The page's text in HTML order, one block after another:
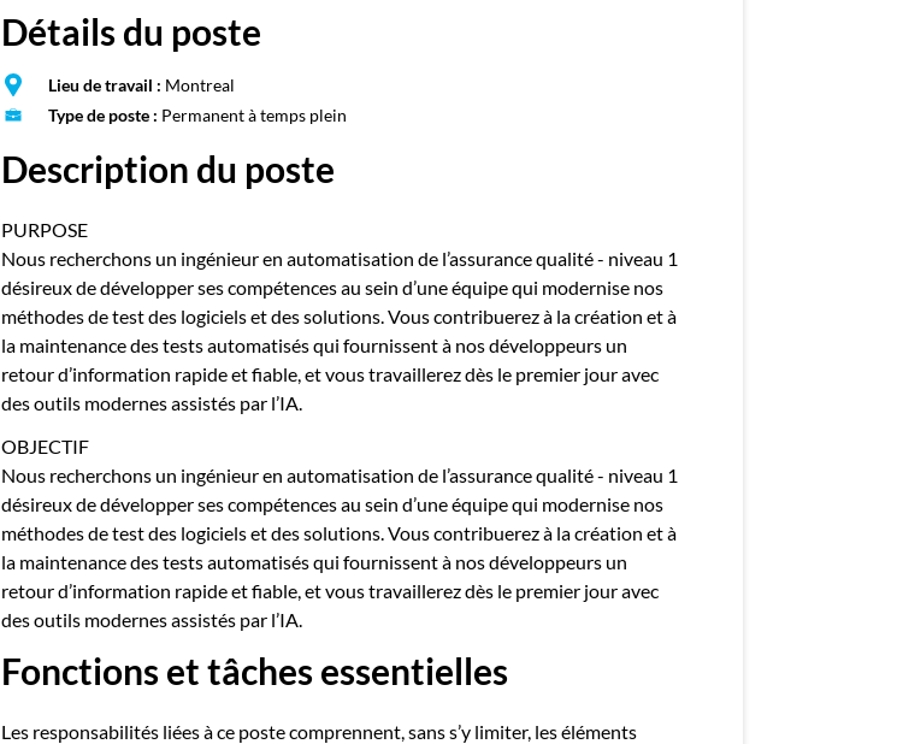
Détails du poste
Lieu de travail : Montreal
Type de poste : Permanent à temps plein
Description du poste
PURPOSE
Nous recherchons un ingénieur en automatisation de l’assurance qualité - niveau 1
désireux de développer ses compétences au sein d’une équipe qui modernise nos
méthodes de test des logiciels et des solutions. Vous contribuerez à la création et à
la maintenance des tests automatisés qui fournissent à nos développeurs un
retour d’information rapide et fiable, et vous travaillerez dès le premier jour avec
des outils modernes assistés par l’IA.
OBJECTIF
Nous recherchons un ingénieur en automatisation de l’assurance qualité - niveau 1
désireux de développer ses compétences au sein d’une équipe qui modernise nos
méthodes de test des logiciels et des solutions. Vous contribuerez à la création et à
la maintenance des tests automatisés qui fournissent à nos développeurs un
retour d’information rapide et fiable, et vous travaillerez dès le premier jour avec
des outils modernes assistés par l’IA.
Fonctions et tâches essentielles
Les responsabilités liées à ce poste comprennent, sans s’y limiter, les éléments